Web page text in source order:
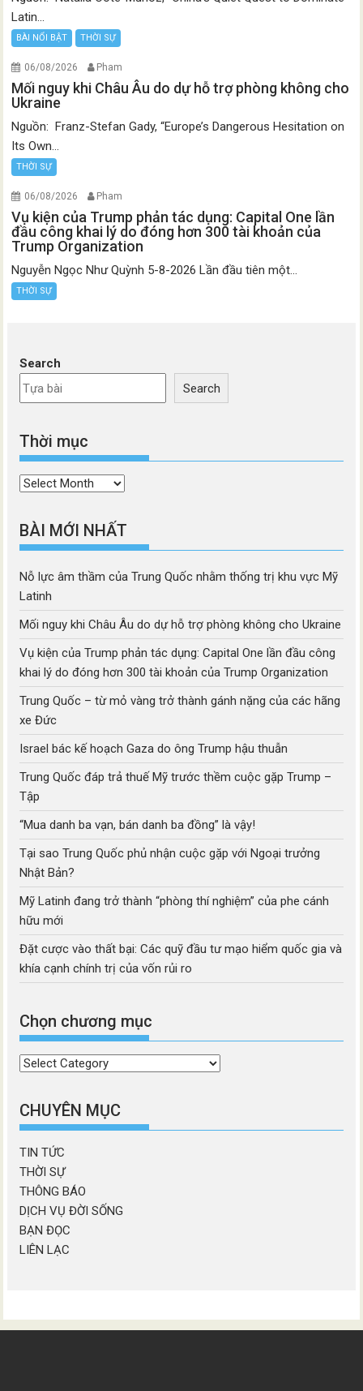
Latin...
BÀI NỔI BẬT THỜI SỰ
06/08/2026 Pham
Mối nguy khi Châu Âu do dự hỗ trợ phòng không cho
Ukraine
Nguồn: Franz-Stefan Gady, “Europe’s Dangerous Hesitation on
Its Own...
THỜI SỰ
06/08/2026 Pham
Vụ kiện của Trump phản tác dụng: Capital One lần
đầu công khai lý do đóng hơn 300 tài khoản của
Trump Organization
Nguyễn Ngọc Như Quỳnh 5-8-2026 Lần đầu tiên một...
THỜI SỰ
Search
Search
Thời mục
Thời
BÀI MỚI NHẤT
Nỗ lực âm thầm của Trung Quốc nhằm thống trị khu vực Mỹ
Latinh
Mối nguy khi Châu Âu do dự hỗ trợ phòng không cho Ukraine
Vụ kiện của Trump phản tác dụng: Capital One lần đầu công
khai lý do đóng hơn 300 tài khoản của Trump Organization
Trung Quốc – từ mỏ vàng trở thành gánh nặng của các hãng
xe Đức
Israel bác kế hoạch Gaza do ông Trump hậu thuẫn
Trung Quốc đáp trả thuế Mỹ trước thềm cuộc gặp Trump –
Tập
“Mua danh ba vạn, bán danh ba đồng” là vậy!
Tại sao Trung Quốc phủ nhận cuộc gặp với Ngoại trưởng
Nhật Bản?
Mỹ Latinh đang trở thành “phòng thí nghiệm” của phe cánh
hữu mới
Đặt cược vào thất bại: Các quỹ đầu tư mạo hiểm quốc gia và
khía cạnh chính trị của vốn rủi ro
Chọn chương mục
Chọn
mục
CHUYÊN MỤC
TIN TỨC
THỜI SỰ
THÔNG BÁO
DỊCH VỤ ĐỜI SỐNG
BẠN ĐỌC
LIÊN LẠC